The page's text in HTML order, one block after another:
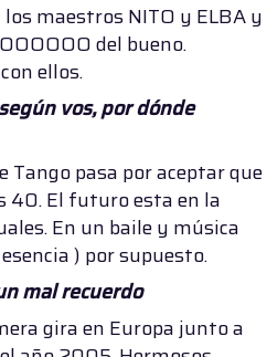
maestros NITO y ELBA y
del bueno.
ellos.
vos, por dónde
pasa por aceptar que
40. El futuro esta en la
En un baile y música
) por supuesto.
mal recuerdo
gira en Europa junto a